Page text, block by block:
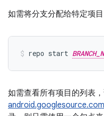
如需将分支分配给特定项
repo start
如需查看所有项目的列表
android.googlesource.com